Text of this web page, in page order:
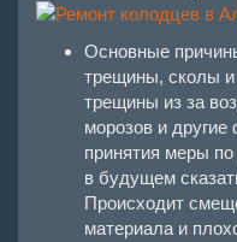
Основные
трещины, сколы
трещины из за
морозов и
принятия меры
в будущем
Происходит
материала и